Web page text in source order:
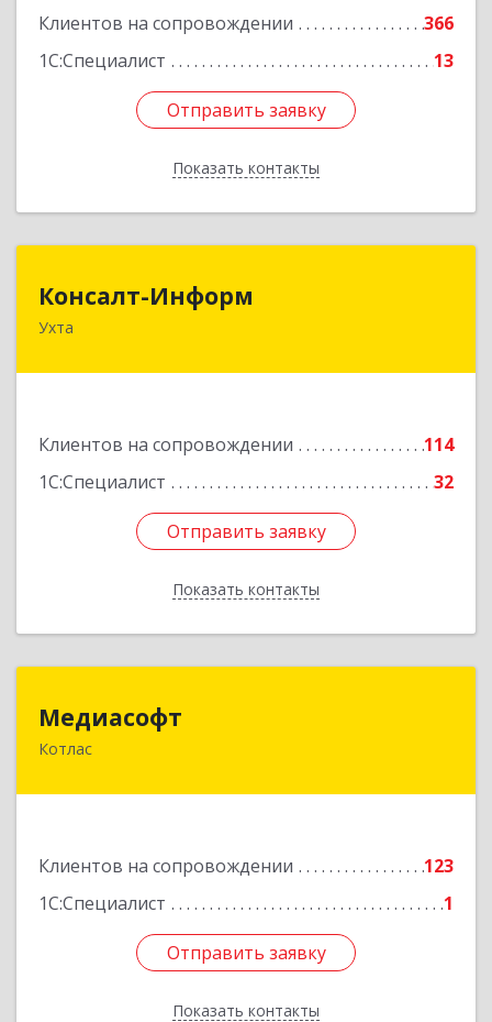
Клиентов на сопровождении
366
1С:Специалист
13
Отправить заявку
Показать контакты
Отправить заявку
Назад
Консалт-Информ
Ухта
Клиентов на сопровождении
114
1С:Специалист
32
Отправить заявку
Показать контакты
169300, Коми Респ, Ухта г, Строителей пр-д 1, 2
Отправить заявку
Назад
Медиасофт
Котлас
Клиентов на сопровождении
123
1С:Специалист
1
Отправить заявку
Показать контакты
Отправить заявку
Назад